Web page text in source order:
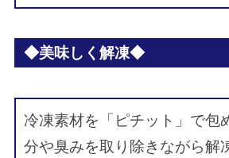
◆美味しく解凍◆
冷凍素材を「ピチット」で包
分や臭みを取り除きながら解